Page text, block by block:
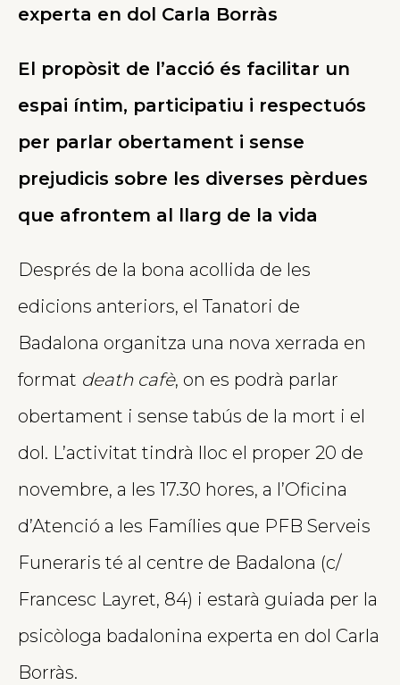
experta en dol Carla Borràs
El propòsit de l’acció és facilitar un
espai íntim, participatiu i respectuós
per parlar obertament i sense
prejudicis sobre les diverses pèrdues
que afrontem al llarg de la vida
Després de la bona acollida de les
edicions anteriors, el Tanatori de
Badalona organitza una nova xerrada en
format death cafè, on es podrà parlar
obertament i sense tabús de la mort i el
dol. L’activitat tindrà lloc el proper 20 de
novembre, a les 17.30 hores, a l’Oficina
d’Atenció a les Famílies que PFB Serveis
Funeraris té al centre de Badalona (c/
Francesc Layret, 84) i estarà guiada per la
psicòloga badalonina experta en dol Carla
Borràs.